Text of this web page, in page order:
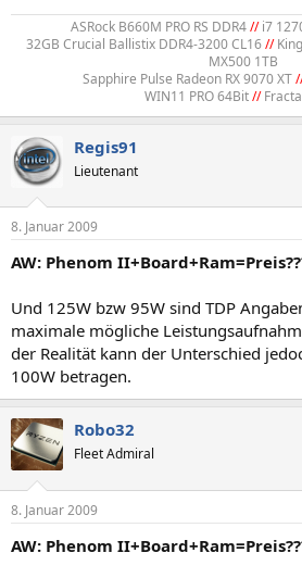
ASRock B660M PRO RS DDR4//i7
32GB Crucial Ballistix DDR4-3200 CL16//
MX500 1TB
Sapphire Pulse Radeon RX 9070 XT
WIN11 PRO 64Bit//
Regis91
Lieutenant
8. Januar 2009
AW: Phenom
Und 125W bzw 95W sind TDP
maximale mögliche
der Realität kann der Unterschied
100W betragen.
Robo32
Fleet Admiral
8. Januar 2009
AW: Phenom